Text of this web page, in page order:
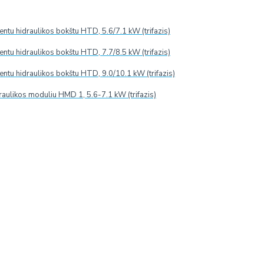
hidraulikos bokštu HTD, 5.6/7.1 kW (trifazis)
hidraulikos bokštu HTD, 7.7/8.5 kW (trifazis)
hidraulikos bokštu HTD, 9.0/10.1 kW (trifazis)
moduliu HMD 1, 5.6-7.1 kW (trifazis)
Modelis: AC026RXADKG/EU - AC026RNJDKG/EU
iš oro pašalinamos dulkės, neutralizuojami
ir kt.).
storio).
užtikrina, kad kiekvienoje patalpos
oras išpučiamas per apatinį kanalą, o šaltas
vidutinio galingumo („medium“), mažo